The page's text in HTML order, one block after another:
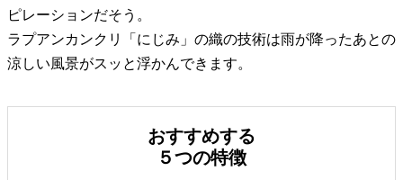
ピレーションだそう。
ラプアンカンクリ「にじみ」の織の技術は雨が降ったあとの
涼しい風景がスッと浮かんできます。
おすすめする
５つの特徴